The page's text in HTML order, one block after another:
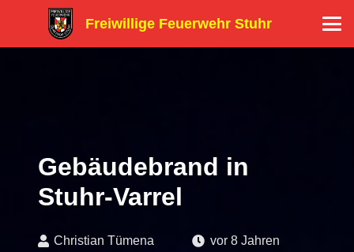
Freiwillige Feuerwehr Stuhr
Gebäudebrand in
Stuhr-Varrel
Christian Tümena vor 8 Jahren